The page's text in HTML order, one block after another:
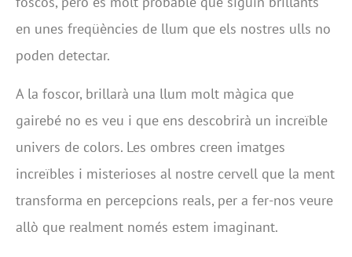
en unes freqüències de llum que els nostres ulls no
poden detectar.
A la foscor, brillarà una llum molt màgica que
gairebé no es veu i que ens descobrirà un increïble
univers de colors. Les ombres creen imatges
increïbles i misterioses al nostre cervell que la ment
transforma en percepcions reals, per a fer-nos veure
allò que realment només estem imaginant.